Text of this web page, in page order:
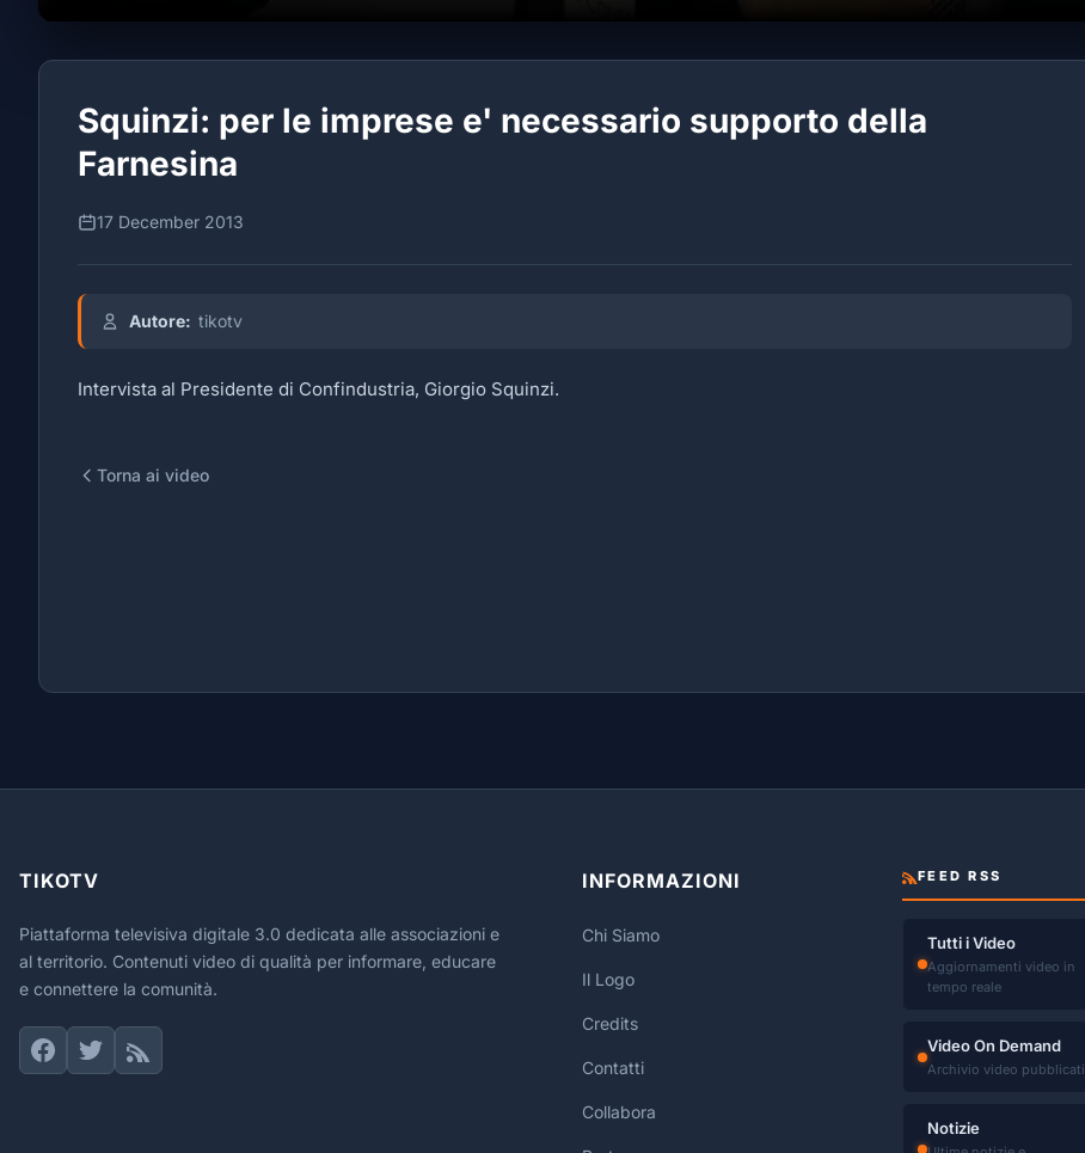
Squinzi: per le imprese e' necessario supporto della
Farnesina
17 December 2013
Autore: tikotv
Intervista al Presidente di Confindustria, Giorgio Squinzi.
Torna ai video
TIKOTV
Piattaforma televisiva digitale 3.0 dedicata alle associazioni e
al territorio. Contenuti video di qualità per informare, educare
e connettere la comunità.
INFORMAZIONI
Chi Siamo
Il Logo
Credits
Contatti
Collabora
FEED RSS
Tutti i Video
Aggiornamenti video in
tempo reale
Video On Demand
Archivio video pubblicati
Notizie